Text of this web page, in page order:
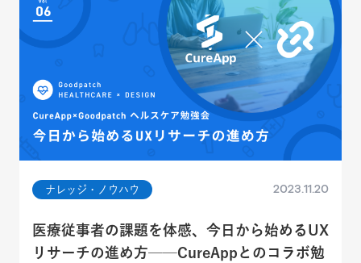
ナレッジ・ノウハウ 2023.11.20
医療従事者の課題を体感、今日から始めるUX
リサーチの進め方──CureAppとのコラボ勉